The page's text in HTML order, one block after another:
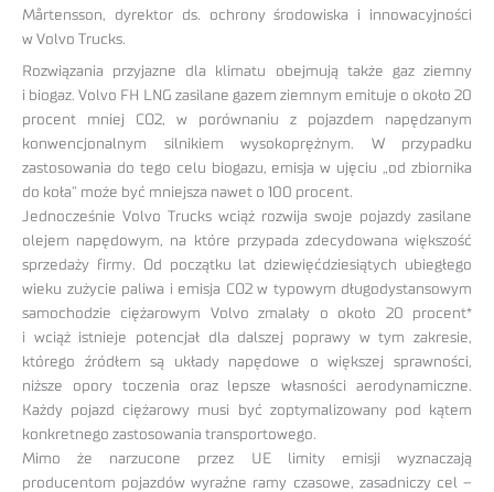
Mårtensson, dyrektor ds. ochrony środowiska i innowacyjności
w Volvo Trucks.
Rozwiązania przyjazne dla klimatu obejmują także gaz ziemny
i biogaz. Volvo FH LNG zasilane gazem ziemnym emituje o około 20
procent mniej CO2, w porównaniu z pojazdem napędzanym
konwencjonalnym silnikiem wysokoprężnym. W przypadku
zastosowania do tego celu biogazu, emisja w ujęciu „od zbiornika
do koła” może być mniejsza nawet o 100 procent.
Jednocześnie Volvo Trucks wciąż rozwija swoje pojazdy zasilane
olejem napędowym, na które przypada zdecydowana większość
sprzedaży firmy. Od początku lat dziewięćdziesiątych ubiegłego
wieku zużycie paliwa i emisja CO2 w typowym długodystansowym
samochodzie ciężarowym Volvo zmalały o około 20 procent*
i wciąż istnieje potencjał dla dalszej poprawy w tym zakresie,
którego źródłem są układy napędowe o większej sprawności,
niższe opory toczenia oraz lepsze własności aerodynamiczne.
Każdy pojazd ciężarowy musi być zoptymalizowany pod kątem
konkretnego zastosowania transportowego.
Mimo że narzucone przez UE limity emisji wyznaczają
producentom pojazdów wyraźne ramy czasowe, zasadniczy cel –